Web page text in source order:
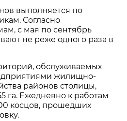
выполняется по
Согласно
с мая по сентябрь
не реже одного раза в
обслуживаемых
жилищно-
районов столицы,
га. Ежедневно к работам
косцов, прошедших